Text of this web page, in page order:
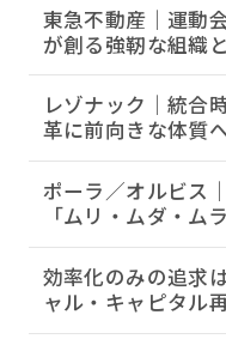
東急不動産｜運動
が創る強靭な組織
レゾナック｜統合
革に前向きな体質
ポーラ／オルビス
「ムリ・ムダ・ム
効率化のみの追求
ャル・キャピタル